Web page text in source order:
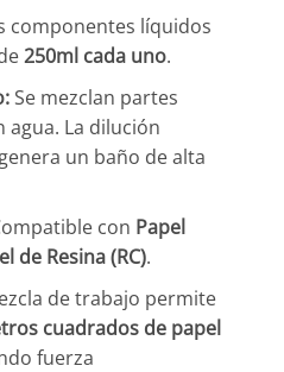
componentes líquidos
250ml cada uno.
Se mezclan partes
agua. La dilución
un baño de alta
con Papel
de Resina (RC).
de trabajo permite
cuadrados de papel
fuerza